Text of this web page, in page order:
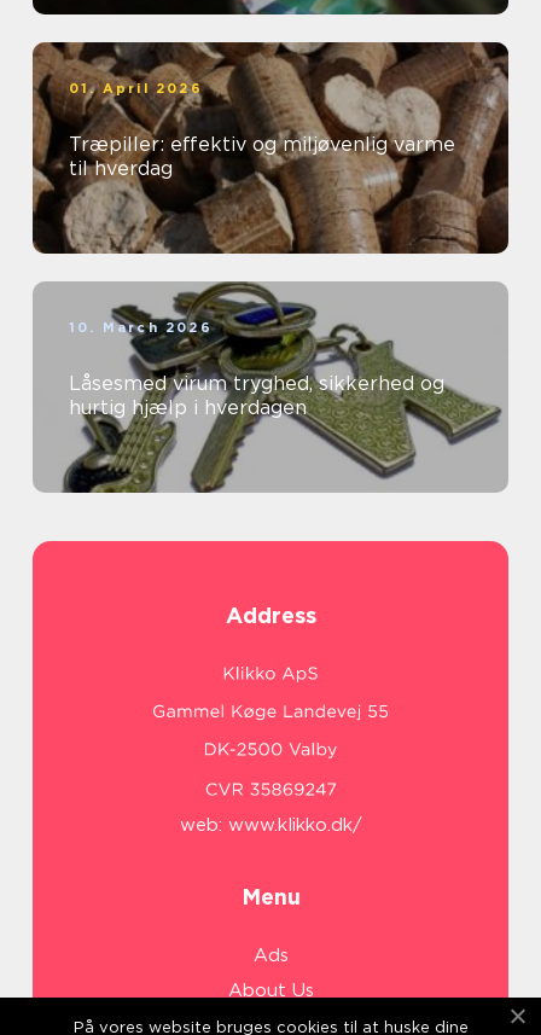
01. April 2026
Træpiller: effektiv og miljøvenlig varme
til hverdag
10. March 2026
Låsesmed virum tryghed, sikkerhed og
hurtig hjælp i hverdagen
Address
web: www.klikko.dk/
Menu
Ads
About Us
Cookies
På vores website bruges cookies til at huske dine